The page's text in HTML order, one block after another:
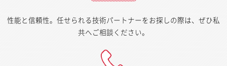
性能と信頼性。任せられる技術パートナーをお探しの際は、ぜひ私
共へご相談ください。